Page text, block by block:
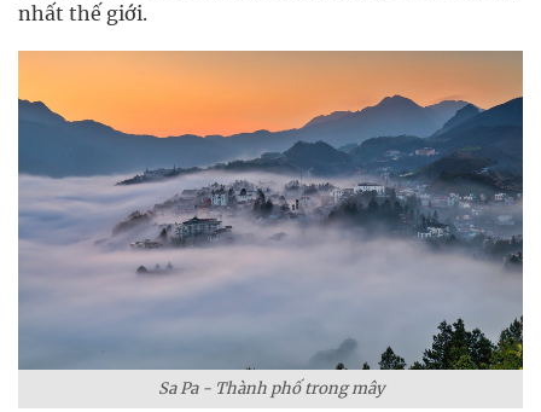
nhất thế giới.
Sa Pa - Thành phố trong mây